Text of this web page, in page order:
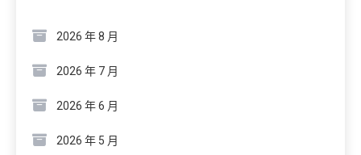
2026 年 8 月
2026 年 7 月
2026 年 6 月
2026 年 5 月